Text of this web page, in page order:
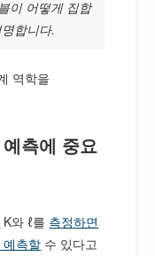
이 어떻게 집합
합니다.
역학을
측에 중요
K와 ℓ를 측정하면
예측할 수 있다고